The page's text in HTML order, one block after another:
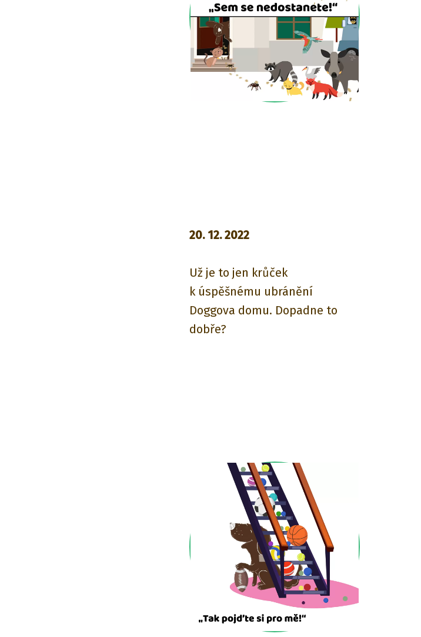
20. 12. 2022
Už je to jen krůček
k úspěšnému ubránění
Doggova domu. Dopadne to
dobře?